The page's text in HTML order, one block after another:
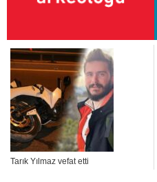
Tarık Yılmaz vefat etti